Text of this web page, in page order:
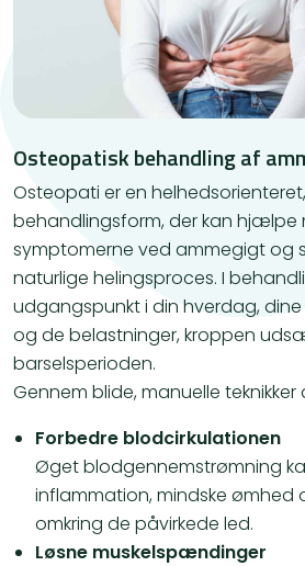
Osteopatisk behandling af
Osteopati er en
behandlingsform, der kan hjælpe
symptomerne ved ammegigt og
naturlige helingsproces. I
udgangspunkt i din hverdag,
og de belastninger, kroppen
barselsperioden.
Gennem blide, manuelle
Forbedre blodcirkulationen
Øget blodgennemstrømning
inflammation, mindske
omkring de påvirkede led.
Løsne muskelspændinger